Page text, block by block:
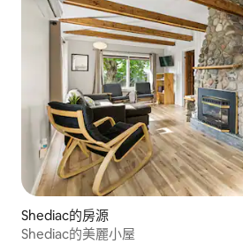
Shediac的房源
Shediac的美麗小屋